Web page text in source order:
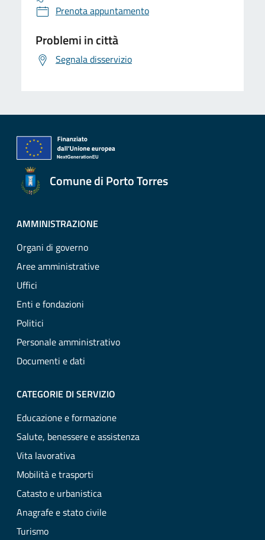
Prenota appuntamento
Problemi in città
Segnala disservizio
Comune di Porto Torres
AMMINISTRAZIONE
Organi di governo
Aree amministrative
Uffici
Enti e fondazioni
Politici
Personale amministrativo
Documenti e dati
CATEGORIE DI SERVIZIO
Educazione e formazione
Salute, benessere e assistenza
Vita lavorativa
Mobilità e trasporti
Catasto e urbanistica
Anagrafe e stato civile
Turismo